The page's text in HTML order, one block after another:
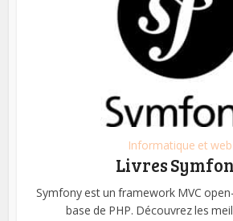
Informatique et web
Livres
Symfony est un framework MVC
base de PHP. Découvrez les